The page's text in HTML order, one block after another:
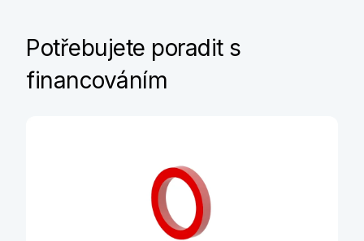
Potřebujete poradit s
financováním